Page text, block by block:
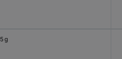
5 g